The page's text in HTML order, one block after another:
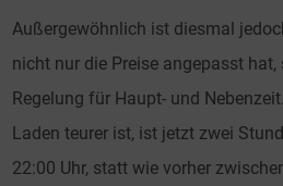
Außergewöhnlich ist diesmal
nicht nur die Preise angepasst
Regelung für Haupt- und
Laden teurer ist, ist jetzt zwei
22:00 Uhr, statt wie vorher